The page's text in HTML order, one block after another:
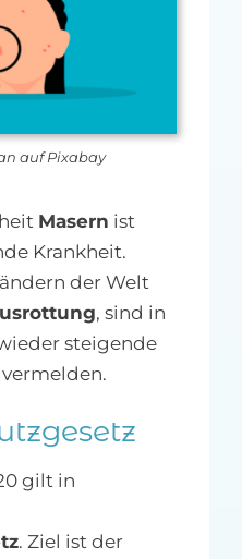
heute.de
auf Pixabay
Masern ist
Krankheit.
der Welt
, sind in
steigende
gilt in
. Ziel ist der